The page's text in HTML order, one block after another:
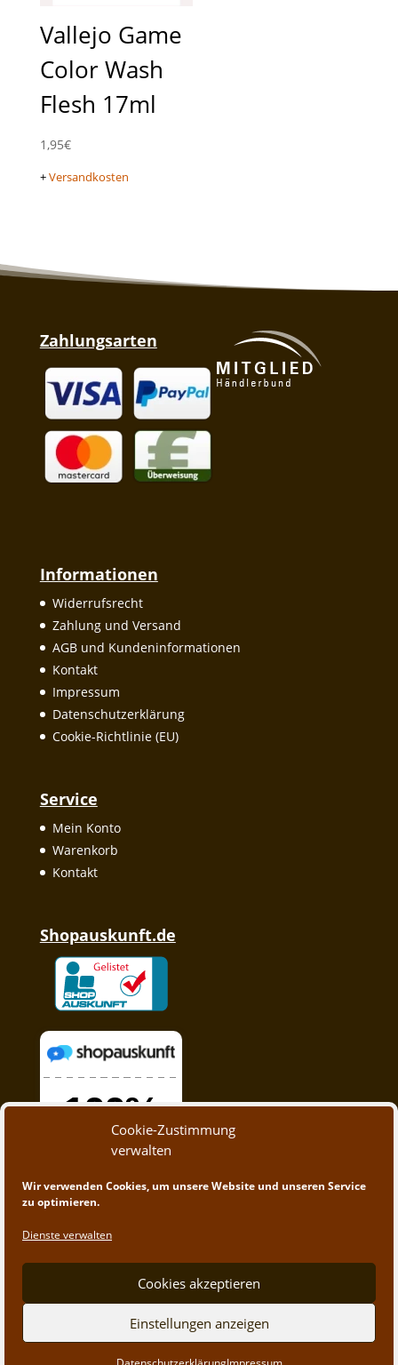
Cookie-Zustimmung
verwalten
Wir verwenden Cookies, um unsere Website und unseren Service
zu optimieren.
Dienste verwalten
Cookies akzeptieren
Einstellungen anzeigen
Vallejo Game
Color Wash
Flesh 17ml
1,95€
+Versandkosten
Zahlungsarten
Informationen
Widerrufsrecht
Zahlung und Versand
AGB und Kundeninformationen
Kontakt
Impressum
Datenschutzerklärung
Cookie-Richtlinie (EU)
Service
Mein Konto
Warenkorb
Kontakt
Shopauskunft.de
© 2020 - 2023 A&M Trading | Webdesign byApp-